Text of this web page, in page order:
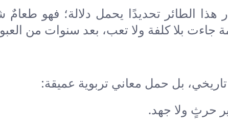
هذا الطائر تحديدًا يحمل دلالة؛ فهو
جاءت بلا كلفة ولا تعب، بعد سنوات من
بل حمل معاني تربوية عميقة:
حرثٍ ولا جهد.